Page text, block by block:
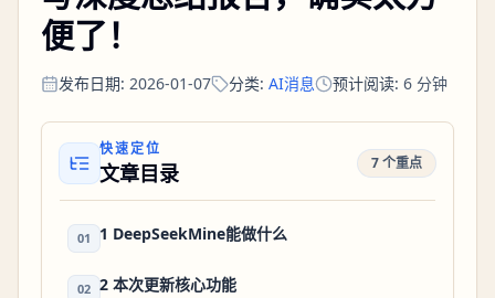
便了！
发布日期: 2026-01-07 分类: AI消息 预计阅读: 6 分钟
快速定位
文章目录 7 个重点
01 1 DeepSeekMine能做什么
02 2 本次更新核心功能